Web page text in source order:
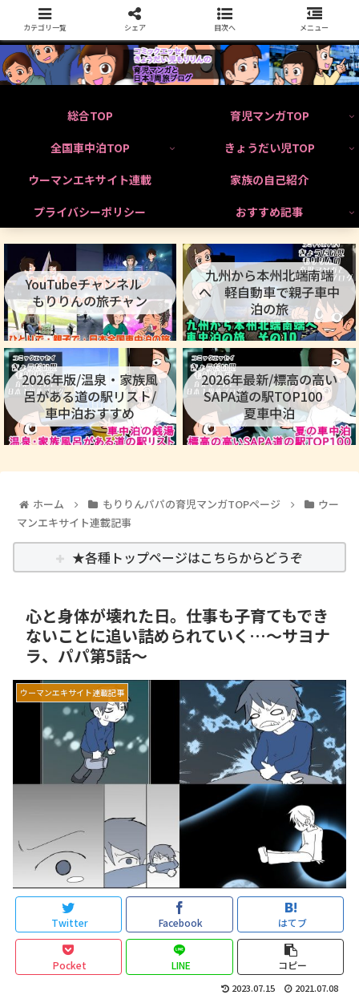
総合TOP
育児マンガTOP
全国車中泊TOP
きょうだい児TOP
ウーマンエキサイト連載
家族の自己紹介
プライバシーポリシー
おすすめ記事
YouTubeチャンネル
もりりんの旅チャン
九州から本州北端南端
へ 軽自動車で親子車中
泊の旅
2026年版/温泉・家族風
呂がある道の駅リスト/
車中泊おすすめ
2026年最新/標高の高い
SAPA道の駅TOP100
夏車中泊
ホーム もりりんパパの育児マンガTOPページ
ウー
マンエキサイト連載記事
★各種トップページはこちらからどうぞ
心と身体が壊れた日。仕事も子育てもでき
ないことに追い詰められていく…～サヨナ
ラ、パパ第5話～
ウーマンエキサイト連載記事
Twitter Facebook はてブ
Pocket LINE コピー
2023.07.15 2021.07.08
カテゴリ一覧 シェア 目次へ メニュー